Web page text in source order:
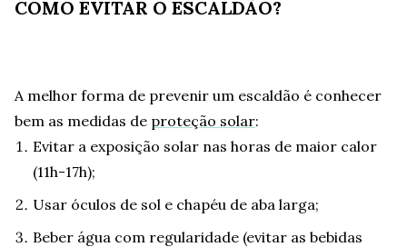
COMO EVITAR O ESCALDÃO?
A melhor forma de prevenir um escaldão é conhecer
bem as medidas de proteção solar:
Evitar a exposição solar nas horas de maior calor
(11h-17h);
Usar óculos de sol e chapéu de aba larga;
Beber água com regularidade (evitar as bebidas